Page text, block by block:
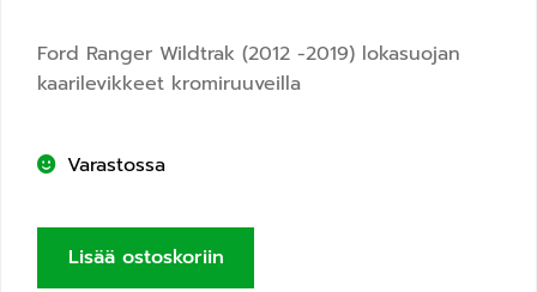
Ford Ranger Wildtrak (2012 -2019) lokasuojan
kaarilevikkeet kromiruuveilla
Varastossa
Lisää ostoskoriin